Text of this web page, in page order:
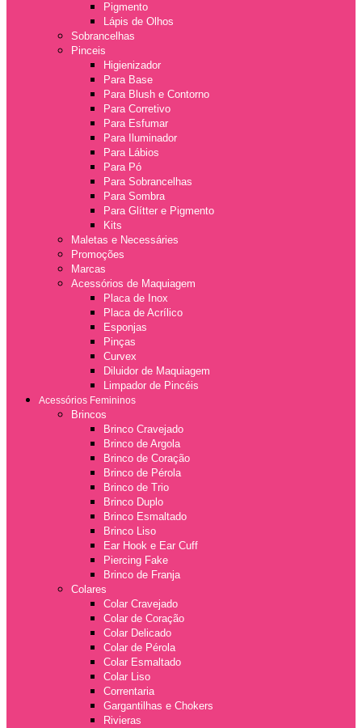
Pigmento
Lápis de Olhos
Sobrancelhas
Pinceis
Higienizador
Para Base
Para Blush e Contorno
Para Corretivo
Para Esfumar
Para Iluminador
Para Lábios
Para Pó
Para Sobrancelhas
Para Sombra
Para Glítter e Pigmento
Kits
Maletas e Necessáries
Promoções
Marcas
Acessórios de Maquiagem
Placa de Inox
Placa de Acrílico
Esponjas
Pinças
Curvex
Diluidor de Maquiagem
Limpador de Pincéis
Acessórios Femininos
Brincos
Brinco Cravejado
Brinco de Argola
Brinco de Coração
Brinco de Pérola
Brinco de Trio
Brinco Duplo
Brinco Esmaltado
Brinco Liso
Ear Hook e Ear Cuff
Piercing Fake
Brinco de Franja
Colares
Colar Cravejado
Colar de Coração
Colar Delicado
Colar de Pérola
Colar Esmaltado
Colar Liso
Correntaria
Gargantilhas e Chokers
Rivieras